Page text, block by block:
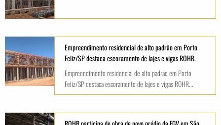
Empreendimento residencial de alto padrão em Porto
Feliz/SP destaca escoramento de lajes e vigas ROHR.
Empreendimento residencial de alto padrão em Porto
Feliz/SP destaca escoramento de lajes e vigas ROHR...